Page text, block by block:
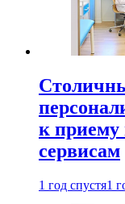
к приему
сервисам
1 год спустя1